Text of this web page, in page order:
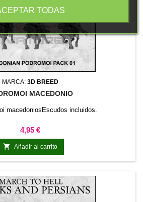
MARCA: 3D BREED
MACEDONIO
macedoniosEscudos incluidos.
Precio
4,95 €
 Añadir al carrito
TODAS